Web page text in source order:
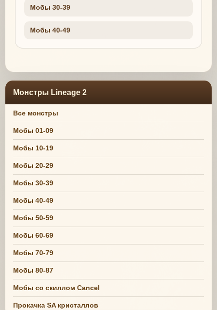
Мобы 30-39
Мобы 40-49
Монстры Lineage 2
Все монстры
Мобы 01-09
Мобы 10-19
Мобы 20-29
Мобы 30-39
Мобы 40-49
Мобы 50-59
Мобы 60-69
Мобы 70-79
Мобы 80-87
Мобы со скиллом Cancel
Прокачка SA кристаллов